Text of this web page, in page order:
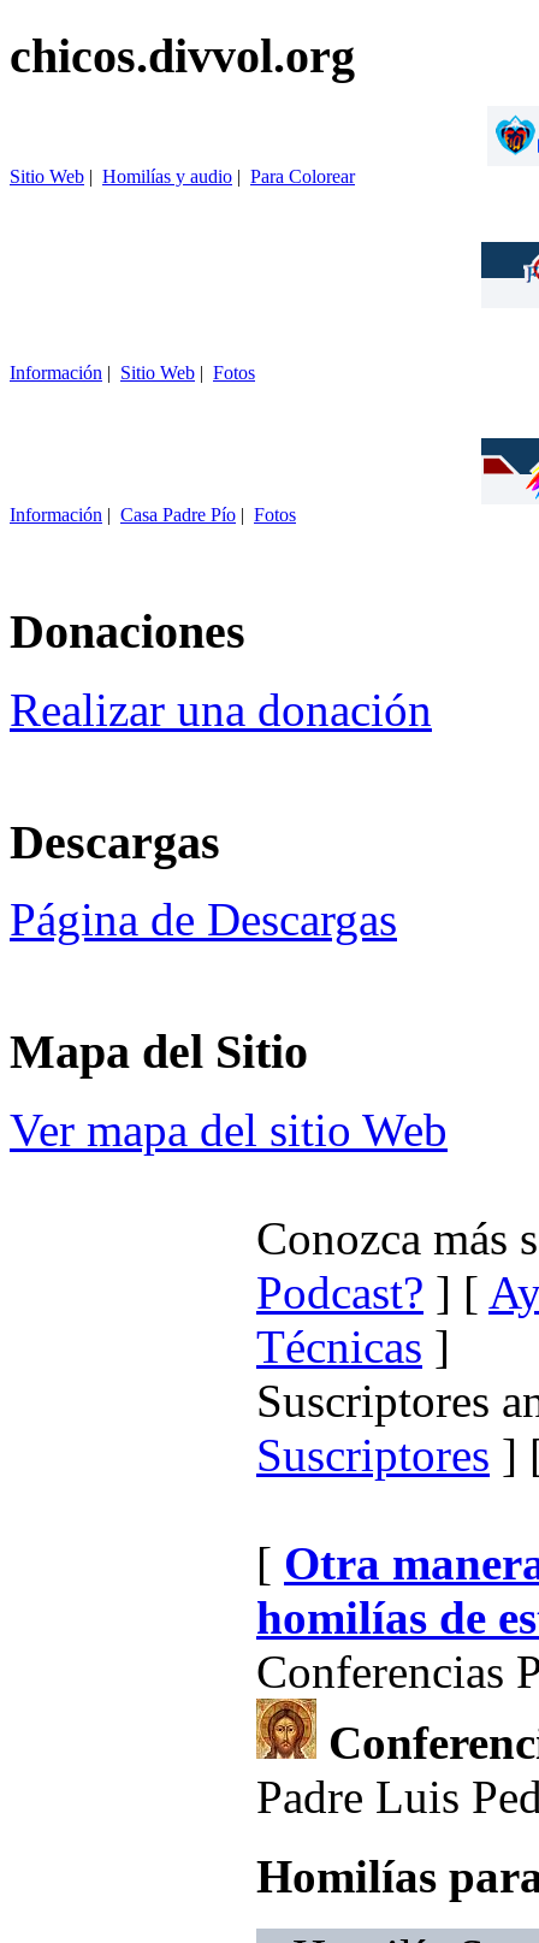
chicos.divvol.org
Sitio Web Homilías y audio Para Colorear
Información Sitio Web Fotos
Información Casa Padre Pío Fotos
Donaciones
Realizar una donación
Descargas
Página de Descargas
Mapa del Sitio
Ver mapa del sitio Web
Conozca más
Podcast? ] [
Técnicas ]
Suscriptores
Suscriptores ]
[ Otra
homilías de
Conferencias
Padre Luis
Homilías